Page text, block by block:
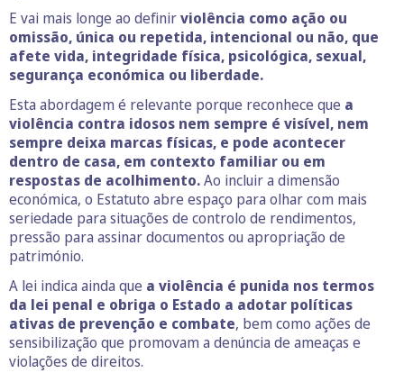
E vai mais longe ao definirviolência como ação ou
omissão, única ou repetida, intencional ou não, que
afete vida, integridade física, psicológica, sexual,
segurança económica ou liberdade.
Esta abordagem é relevante porque reconhece que a
violência contra idosos nem sempre é visível, nem
sempre deixa marcas físicas, e pode acontecer
dentro de casa, em contexto familiar ou em
respostas de acolhimento.Ao incluir a dimensão
económica, o Estatuto abre espaço para olhar com mais
seriedade para situações de controlo de rendimentos,
pressão para assinar documentos ou apropriação de
património.
A lei indica ainda que a violência é punida nos termos
da lei penal e obriga o Estado a adotar políticas
ativas de prevenção e combate, bem como ações de
sensibilização que promovam a denúncia de ameaças e
violações de direitos.